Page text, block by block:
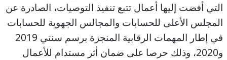
التي أفضت إليها أعمال تتبع تنفيذ التوصيات، الصادرة عن
المجلس الأعلى للحسابات والمجالس الجهوية للحسابات
في إطار المهمات الرقابية المنجزة برسم سنتي 2019
و2020، وذلك حرصا على ضمان أثر مستدام للأعمال